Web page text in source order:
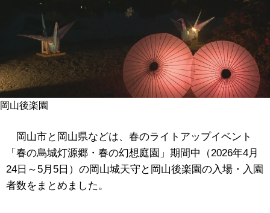
岡山後楽園
岡山市と岡山県などは、春のライトアップイベント
「春の烏城灯源郷・春の幻想庭園」期間中（2026年4月
24日～5月5日）の岡山城天守と岡山後楽園の入場・入園
者数をまとめました。